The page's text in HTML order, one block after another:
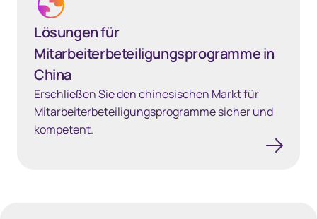
Lösungen für
Mitarbeiterbeteiligungsprogramme in
China
Erschließen Sie den chinesischen Markt für
Mitarbeiterbeteiligungsprogramme sicher und
kompetent.